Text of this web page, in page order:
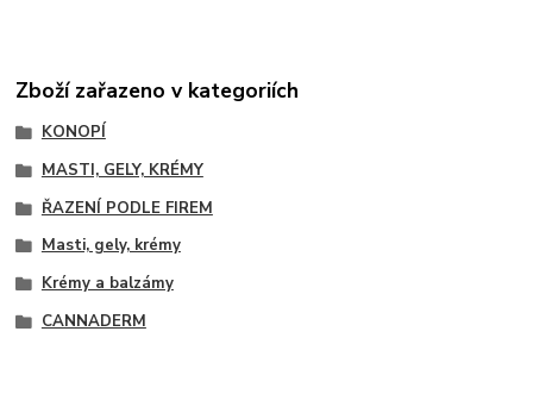
Zboží zařazeno v kategoriích
KONOPÍ
MASTI, GELY, KRÉMY
ŘAZENÍ PODLE FIREM
Masti, gely, krémy
Krémy a balzámy
CANNADERM